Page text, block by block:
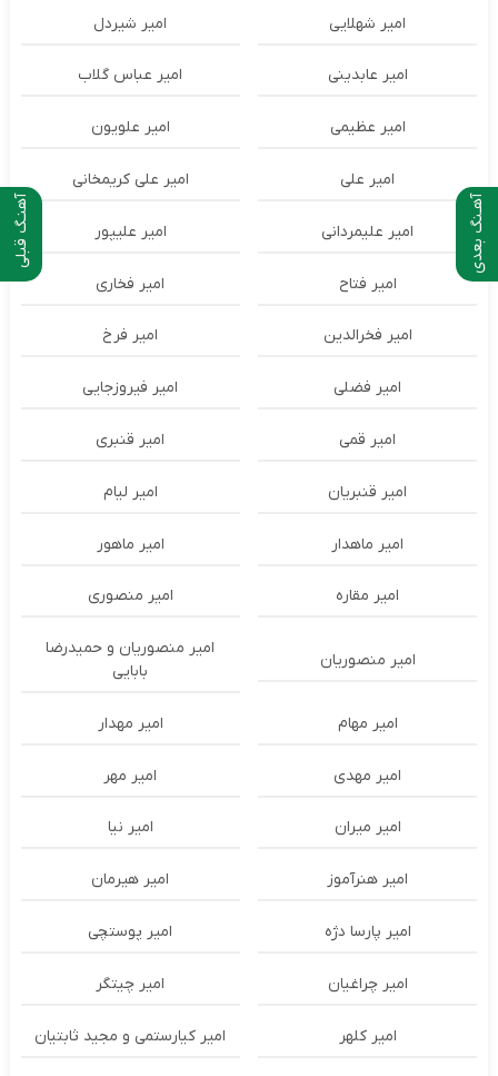
آهنـگ قبلی آهـنگ بعدی
امیر شهلایی امیر شیردل
امیر عابدینی امیر عباس گلاب
امیر عظیمی امیر علویون
امیر علی امیر علی کریمخانی
امیر علیمردانی امیر علیپور
امیر فتاح امیر فخاری
امیر فخرالدین امیر فرخ
امیر فضلی امیر فیروزجایی
امیر قمی امیر قنبری
امیر قنبریان امیر لیام
امیر ماهدار امیر ماهور
امیر مقاره امیر منصوری
امیر منصوریان
امیر منصوریان و حمیدرضا
بابایی
امیر مهام امیر مهدار
امیر مهدی امیر مهر
امیر میران امیر نیا
امیر هنرآموز امیر هیرمان
امیر پارسا دژه امیر پوستچی
امیر چراغیان امیر چیتگر
امیر کلهر امیر کیارستمی و مجید ثابتیان